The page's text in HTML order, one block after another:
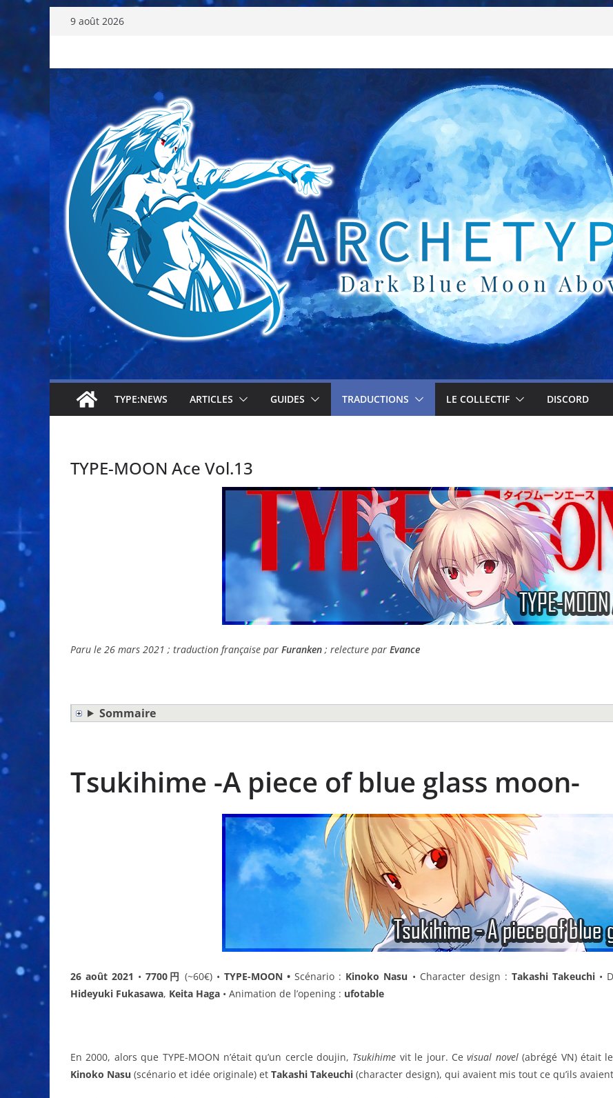
Passer9 août 2026
TYPE:NEWS ARTICLES GUIDES TRADUCTIONS LE COLLECTIF DISCORD
TYPE-MOON Ace Vol.13
Paru le 26 mars 2021 ; traduction française par Furanken ; relecture par Evance
Sommaire
Tsukihime -A piece of blue glass moon-
26 août 2021 •7700円 (~60€) • TYPE-MOON •Scénario : Kinoko Nasu • Character design :Takashi Takeuchi •
Hideyuki Fukasawa, Keita Haga • Animation de l’opening : ufotable
En 2000, alors que TYPE-MOON n’était qu’un cercle doujin, Tsukihime vit le jour. Cevisual novel(abrégé VN) était
Kinoko Nasu (scénario et idée originale) et Takashi Takeuchi (character design), qui avaient mis tout ce qu’ils